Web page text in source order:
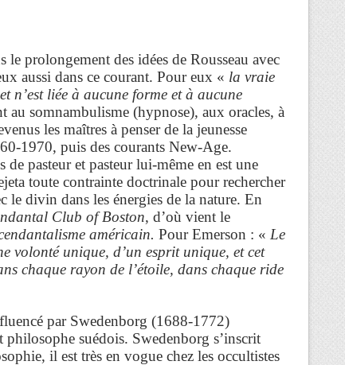
le prolongement des idées de Rousseau avec
aussi dans ce courant. Pour eux « la vraie
n’est liée à aucune forme et à aucune
au somnambulisme (hypnose), aux oracles, à
les maîtres à penser de la jeunesse
1970, puis des courants New-Age.
pasteur et pasteur lui-même en est une
toute contrainte doctrinale pour rechercher
le divin dans les énergies de la nature. En
Club of Boston, d’où vient le
américain. Pour Emerson : « Le
volonté unique, d’un esprit unique, et cet
chaque rayon de l’étoile, dans chaque ride
par Swedenborg (1688-1772)
suédois. Swedenborg s’inscrit
il est très en vogue chez les occultistes